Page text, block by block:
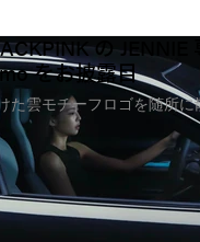
の JENNIE
をお披露目
た雲モチーフロゴを随所